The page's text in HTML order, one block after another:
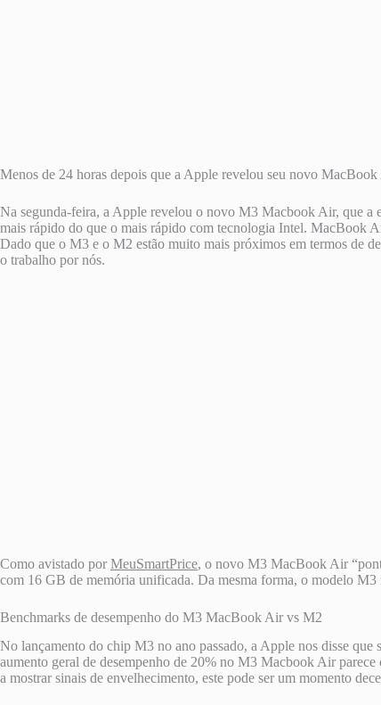
Menos de 24 horas depois que a Apple revelou seu novo
Na segunda-feira, a Apple revelou o novo M3 Macbook Air, que a
mais rápido do que o mais rápido com tecnologia Intel. MacBook
Dado que o M3 e o M2 estão muito mais próximos em termos de
o trabalho por nós.
Como avistado por MeuSmartPrice, o novo M3 MacBook Air
com 16 GB de memória unificada. Da mesma forma, o modelo M3
Benchmarks de desempenho do M3 MacBook Air vs M2
No lançamento do chip M3 no ano passado, a Apple nos disse
aumento geral de desempenho de 20% no M3 Macbook Air
a mostrar sinais de envelhecimento, este pode ser um momento